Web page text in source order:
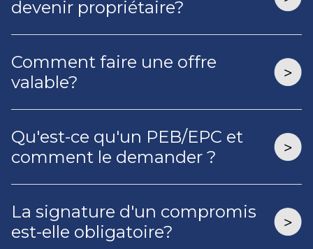
devenir propriétaire?
Comment faire une offre
valable?
Qu'est-ce qu'un PEB/EPC et
comment le demander ?
La signature d'un compromis
est-elle obligatoire?